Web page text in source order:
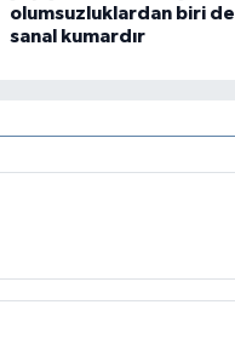
olumsuzluklardan biri de
sanal kumardır